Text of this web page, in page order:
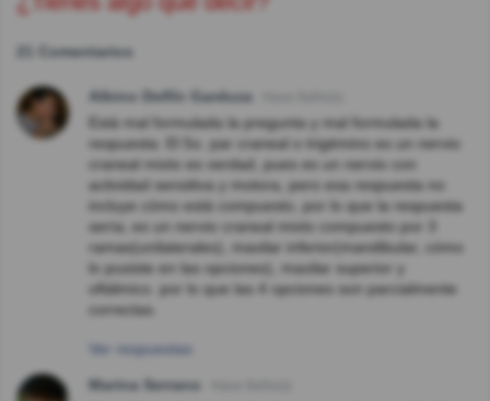
21 Comentarios
Albino Delfín Garduza
Está mal formulada la pregunta y mal formulada la
respuesta: El 5o. par craneal o trigémino es un nervio
craneal mixto es verdad, pues es un nervio con
actividad sensitiva y motora, pero esa respuesta no
incluye cómo está compuesto, por lo que la respuesta
sería; es un nervio craneal mixto compuesto por 3
ramas(unilaterales), maxilar inferior(mandibular, cómo
lo pusiste en las opciones), maxilar superior y
oftálmico. por lo que las 4 opciones son parcialmente
correctas.
Ver respuestas
Marina Serrano